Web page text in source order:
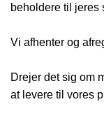
beholdere til jeres
Vi afhenter og
Drejer det sig om
at levere til vores